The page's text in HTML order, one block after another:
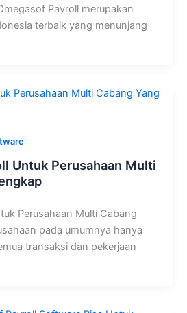
Payroll merupakan
terbaik yang menunjang
Untuk Perusahaan Multi
Perusahaan Multi Cabang
pada umumnya hanya
transaksi dan pekerjaan